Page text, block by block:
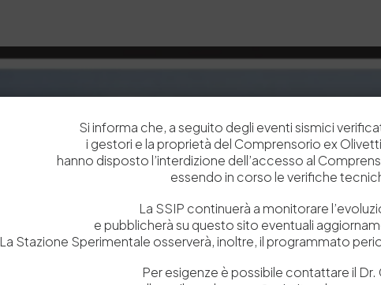
Si informa che, a seguito degli eventi sismici
i gestori e la proprietà del Comprensorio ex
hanno disposto l’interdizione dell’accesso al
essendo in corso le verifiche
La SSIP continuerà a monitorare
e pubblicherà su questo sito eventuali
La Stazione Sperimentale osserverà, inoltre, il programmato
Per esigenze è possibile contattare il Dr.